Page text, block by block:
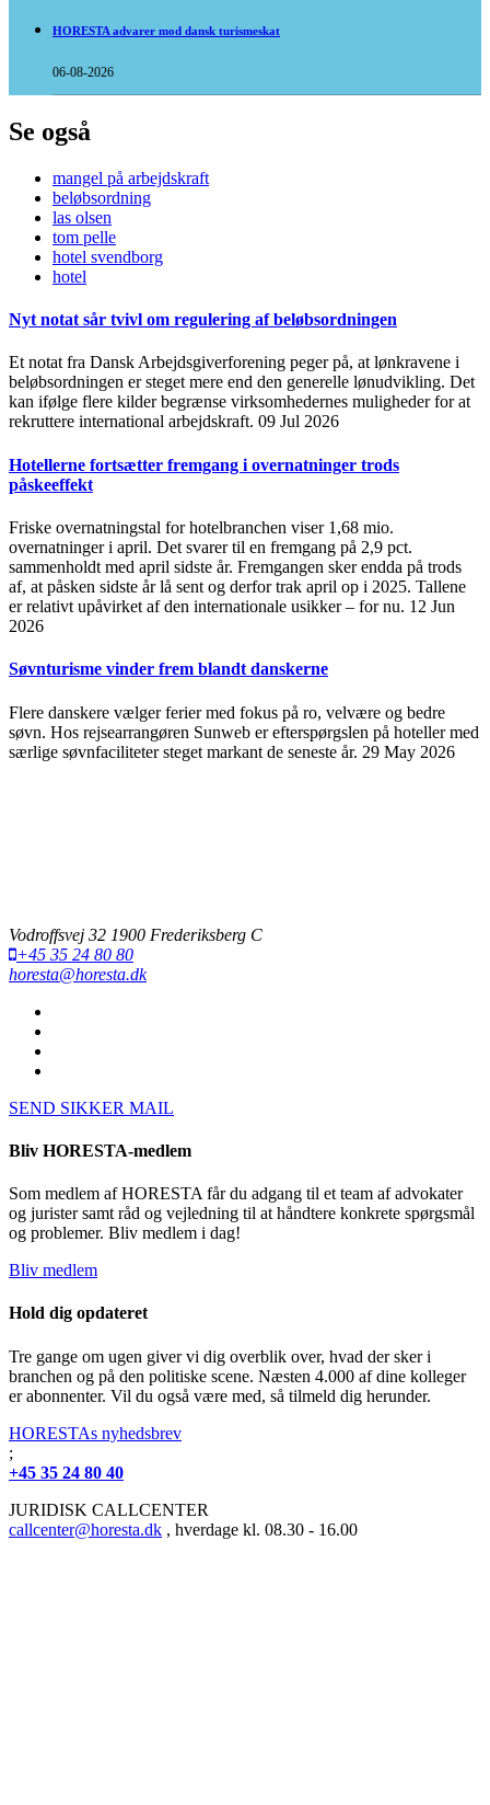
HORESTA advarer mod dansk turismeskat
06-08-2026
Se også
mangel på arbejdskraft
beløbsordning
las olsen
tom pelle
hotel svendborg
hotel
Nyt notat sår tvivl om regulering af beløbsordningen
Et notat fra Dansk Arbejdsgiverforening peger på, at lønkravene i
beløbsordningen er steget mere end den generelle lønudvikling. Det
kan ifølge flere kilder begrænse virksomhedernes muligheder for at
rekruttere international arbejdskraft. 09 Jul 2026
Hotellerne fortsætter fremgang i overnatninger trods
påskeeffekt
Friske overnatningstal for hotelbranchen viser 1,68 mio.
overnatninger i april. Det svarer til en fremgang på 2,9 pct.
sammenholdt med april sidste år. Fremgangen sker endda på trods
af, at påsken sidste år lå sent og derfor trak april op i 2025. Tallene
er relativt upåvirket af den internationale usikker – for nu. 12 Jun
2026
Søvnturisme vinder frem blandt danskerne
Flere danskere vælger ferier med fokus på ro, velvære og bedre
søvn. Hos rejsearrangøren Sunweb er efterspørgslen på hoteller med
særlige søvnfaciliteter steget markant de seneste år. 29 May 2026
Vodroffsvej 32 1900 Frederiksberg C
+45 35 24 80 80
horesta@horesta.dk
SEND SIKKER MAIL
Bliv HORESTA-medlem
Som medlem af HORESTA får du adgang til et team af advokater
og jurister samt råd og vejledning til at håndtere konkrete spørgsmål
og problemer. Bliv medlem i dag!
Bliv medlem
Hold dig opdateret
Tre gange om ugen giver vi dig overblik over, hvad der sker i
branchen og på den politiske scene. Næsten 4.000 af dine kolleger
er abonnenter. Vil du også være med, så tilmeld dig herunder.
HORESTAs nyhedsbrev
;
+45 35 24 80 40
JURIDISK CALLCENTER
callcenter@horesta.dk , hverdage kl. 08.30 - 16.00